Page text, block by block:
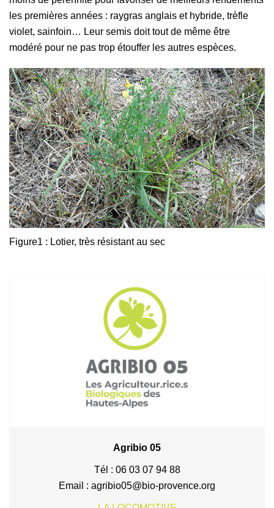
les premières années : raygras anglais et hybride, trèfle
violet, sainfoin… Leur semis doit tout de même être
modéré pour ne pas trop étouffer les autres espèces.
Figure1 : Lotier, très résistant au sec
Agribio 05
Tél : 06 03 07 94 88
Email : agribio05@bio-provence.org